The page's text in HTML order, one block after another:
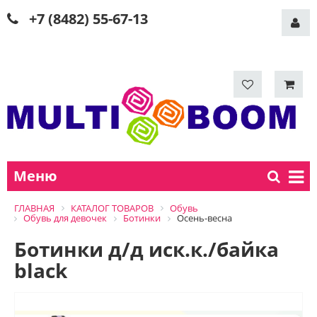
+7 (8482) 55-67-13
Меню
ГЛАВНАЯ КАТАЛОГ ТОВАРОВ
Обувь
Обувь для девочек
Ботинки Осень-весна
Ботинки д/д иск.к./байка
black